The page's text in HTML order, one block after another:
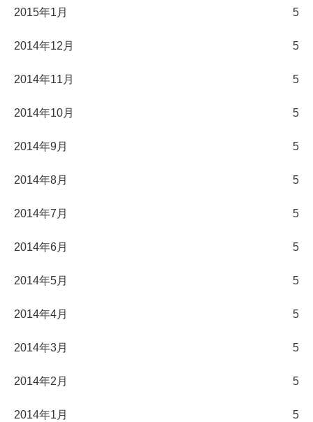
2015年1月 5
2014年12月 5
2014年11月 5
2014年10月 5
2014年9月 5
2014年8月 5
2014年7月 5
2014年6月 5
2014年5月 5
2014年4月 5
2014年3月 5
2014年2月 5
2014年1月 5